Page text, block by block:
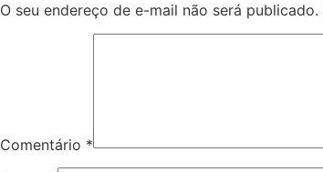
O seu endereço de e-mail não será publicado.
Comentário *